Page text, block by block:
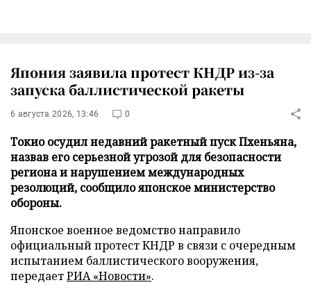
Япония заявила протест КНДР из-за
запуска баллистической ракеты
6 августа 2026, 13:46 0
Токио осудил недавний ракетный пуск Пхеньяна,
назвав его серьезной угрозой для безопасности
региона и нарушением международных
резолюций, сообщило японское министерство
обороны.
Японское военное ведомство направило
официальный протест КНДР в связи с очередным
испытанием баллистического вооружения,
передаетРИА «Новости».